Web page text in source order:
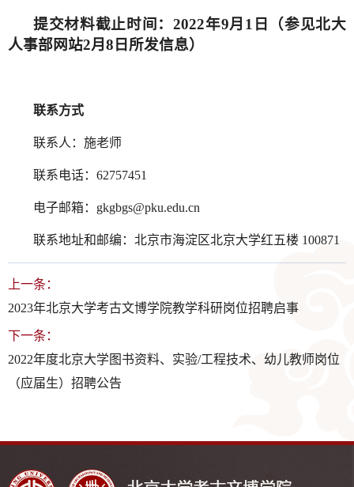
提交材料截止时间：2022年9月1日（参见北大
人事部网站2月8日所发信息）
联系方式
联系人：施老师
联系电话：62757451
电子邮箱：gkgbgs@pku.edu.cn
联系地址和邮编：北京市海淀区北京大学红五楼 100871
上一条：
2023年北京大学考古文博学院教学科研岗位招聘启事
下一条：
2022年度北京大学图书资料、实验/工程技术、幼儿教师岗位
（应届生）招聘公告